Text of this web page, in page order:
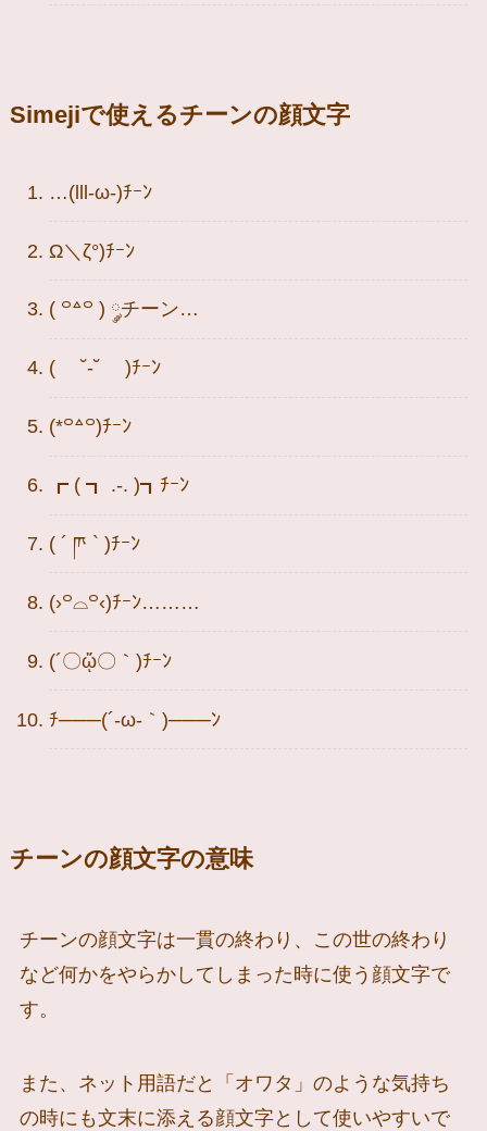
Simejiで使えるチーンの顔文字
…(lll-ω-)ﾁｰﾝ
Ω＼ζ°)ﾁｰﾝ
( ꒪꒫꒪ ) ༘チーン…
( ˘-˘ )ﾁｰﾝ
(*꒪꒫꒪)ﾁｰﾝ
┏ ( ┓ .-. )┓ﾁｰﾝ
( ´ ཫ ` )ﾁｰﾝ
(›꒪⌓︎꒪‹)ﾁｰﾝ………
(´〇ᾥ〇｀)ﾁｰﾝ
ﾁ───(´-ω-｀)───ﾝ
チーンの顔文字の意味
チーンの顔文字は一貫の終わり、この世の終わり
など何かをやらかしてしまった時に使う顔文字で
す。
また、ネット用語だと「オワタ」のような気持ち
の時にも文末に添える顔文字として使いやすいで